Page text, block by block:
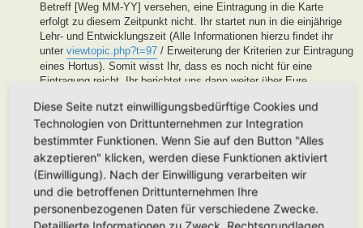
Betreff [Weg MM-YY] versehen, eine Eintragung in die Karte
erfolgt zu diesem Zeitpunkt nicht. Ihr startet nun in die einjährige
Lehr- und Entwicklungszeit (Alle Informationen hierzu findet ihr
unter viewtopic.php?t=97 / Erweiterung der Kriterien zur Eintragung
eines Hortus). Somit wisst Ihr, dass es noch nicht für eine
Eintragung reicht, Ihr berichtet uns dann weiter über Eure
der Entwicklung Eures Gartens. Wenn unser Moderatorenteam der
Meinung ist, Euer Garten ist soweit, werden wir diesen als Hortus
eintragen. Eine Überprüfung erfolgt spätestens nach Ablauf des
Lehr- und Entwicklungsjahres. Stellen wir in dieser Zeit keine
Aktivität fest, werden wir die Eintragung archivieren.
Handelt es sich generell um keinen Hortus sondern um ein
Hortanes Habitat (Alle Gartenprojekte, die keinen klassischen
Hortus mit den drei Zonen darstellen, aber in Anlehnung an das
Diese Seite nutzt einwilligungsbedürftige Cookies und
Technologien von Drittunternehmen zur Integration
bestimmter Funktionen. Wenn Sie auf den Button "Alles
akzeptieren" klicken, werden diese Funktionen aktiviert
(Einwilligung). Nach der Einwilligung verarbeiten wir
und die betroffenen Drittunternehmen Ihre
personenbezogenen Daten für verschiedene Zwecke.